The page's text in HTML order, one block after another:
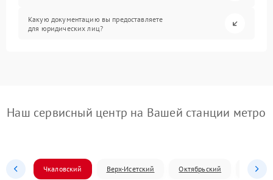
Какую документацию вы предоставляете
для юридических лиц?
Наш сервисный центр на Вашей станции метро
Чкаловский Верх-Исетский Октябрьский